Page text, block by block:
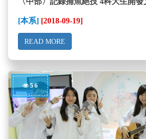
[本系] [2018-09-19]
READ MORE
56